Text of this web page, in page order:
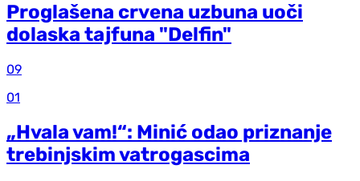
Proglašena crvena uzbuna uoči
dolaska tajfuna "Delfin"
09
01
„Hvala vam!“: Minić odao priznanje
trebinjskim vatrogascima